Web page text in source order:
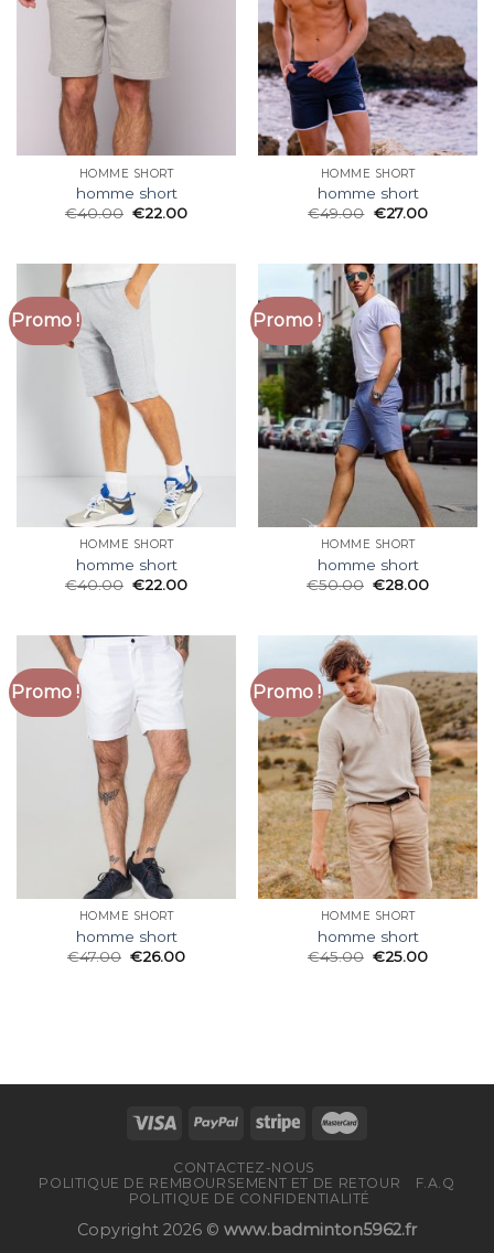
HOMME SHORT
homme short
€40.00 €22.00
HOMME SHORT
homme short
€49.00 €27.00
Promo !
HOMME SHORT
homme short
€40.00 €22.00
Promo !
HOMME SHORT
homme short
€50.00 €28.00
Promo !
HOMME SHORT
homme short
€47.00 €26.00
Promo !
HOMME SHORT
homme short
€45.00 €25.00
CONTACTEZ-NOUS
POLITIQUE DE REMBOURSEMENT ET DE RETOUR
F.A.Q
POLITIQUE DE CONFIDENTIALITÉ
Copyright 2026 © www.badminton5962.fr